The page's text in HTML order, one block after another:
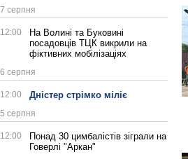
7 серпня
12:00
На Волині та Буковині
посадовців ТЦК викрили на
фіктивних мобілізаціях
6 серпня
12:00 Дністер стрімко міліє
5 серпня
12:00
Понад 30 цимбалістів зіграли на
Говерлі "Аркан"